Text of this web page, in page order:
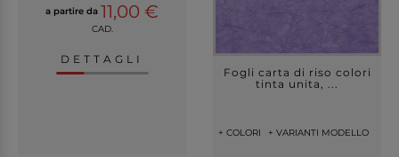
a partire da 11,00 €
CAD.
DETTAGLI
Fogli carta di riso colori
tinta unita, ...
+ COLORI + VARIANTI MODELLO